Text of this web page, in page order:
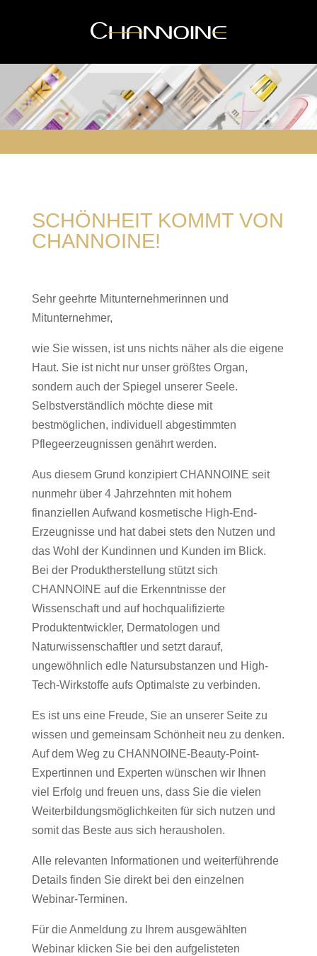
SCHÖNHEIT KOMMT VON
CHANNOINE!
Sehr geehrte Mitunternehmerinnen und
Mitunternehmer,
wie Sie wissen, ist uns nichts näher als die eigene
Haut. Sie ist nicht nur unser größtes Organ,
sondern auch der Spiegel unserer Seele.
Selbstverständlich möchte diese mit
bestmöglichen, individuell abgestimmten
Pflegeerzeugnissen genährt werden.
Aus diesem Grund konzipiert CHANNOINE seit
nunmehr über 4 Jahrzehnten mit hohem
finanziellen Aufwand kosmetische High-End-
Erzeugnisse und hat dabei stets den Nutzen und
das Wohl der Kundinnen und Kunden im Blick.
Bei der Produktherstellung stützt sich
CHANNOINE auf die Erkenntnisse der
Wissenschaft und auf hochqualifizierte
Produktentwickler, Dermatologen und
Naturwissenschaftler und setzt darauf,
ungewöhnlich edle Natursubstanzen und High-
Tech-Wirkstoffe aufs Optimalste zu verbinden.
Es ist uns eine Freude, Sie an unserer Seite zu
wissen und gemeinsam Schönheit neu zu denken.
Auf dem Weg zu CHANNOINE-Beauty-Point-
Expertinnen und Experten wünschen wir Ihnen
viel Erfolg und freuen uns, dass Sie die vielen
Weiterbildungsmöglichkeiten für sich nutzen und
somit das Beste aus sich herausholen.
Alle relevanten Informationen und weiterführende
Details finden Sie direkt bei den einzelnen
Webinar-Terminen.
Für die Anmeldung zu Ihrem ausgewählten
Webinar klicken Sie bei den aufgelisteten